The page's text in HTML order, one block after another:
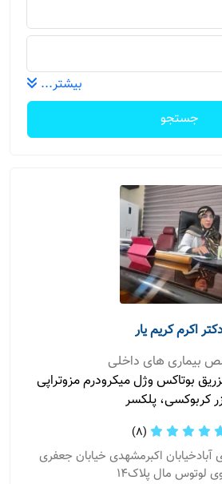
بیشتر...
جستجو
اکرم کریم یار
بیماری های داخلی
بوتاکس وژل میکرودرم مزوتراپی
کربوکسی، پلکسر
(8)
نازی آبادخیابان اکبرمشهدی خیابان جعفری
لوتوس مال پلاک14